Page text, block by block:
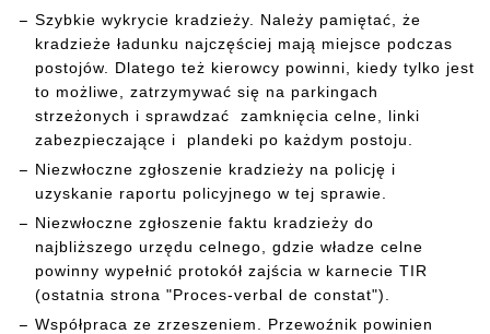
Szybkie wykrycie kradzieży. Należy pamiętać, że
kradzieże ładunku najczęściej mają miejsce podczas
postojów. Dlatego też kierowcy powinni, kiedy tylko jest
to możliwe, zatrzymywać się na parkingach
strzeżonych i sprawdzać zamknięcia celne, linki
zabezpieczające i plandeki po każdym postoju.
Niezwłoczne zgłoszenie kradzieży na policję i
uzyskanie raportu policyjnego w tej sprawie.
Niezwłoczne zgłoszenie faktu kradzieży do
najbliższego urzędu celnego, gdzie władze celne
powinny wypełnić protokół zajścia w karnecie TIR
(ostatnia strona "Proces-verbal de constat").
Współpraca ze zrzeszeniem. Przewoźnik powinien